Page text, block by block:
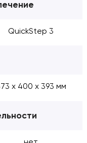
QuickStep 3
х 400 х 393 мм